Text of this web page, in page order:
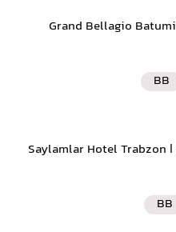
BB
| Saylamlar Hotel Trabzon
BB